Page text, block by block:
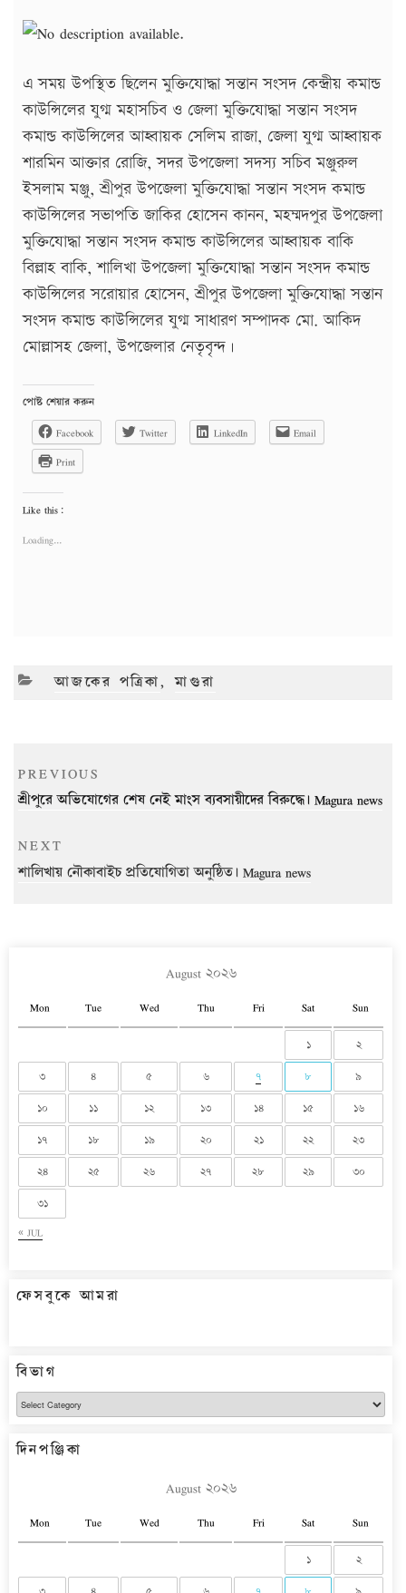
এ সময় উপস্থিত ছিলেন মুক্তিযোদ্ধা সন্তান সংসদ কেন্দ্রীয় কমান্ড
কাউন্সিলের যুগ্ম মহাসচিব ও জেলা মুক্তিযোদ্ধা সন্তান সংসদ
কমান্ড কাউন্সিলের আহ্বায়ক সেলিম রাজা, জেলা যুগ্ম আহ্বায়ক
শারমিন আক্তার রোজি, সদর উপজেলা সদস্য সচিব মঞ্জুরুল
ইসলাম মঞ্জু, শ্রীপুর উপজেলা মুক্তিযোদ্ধা সন্তান সংসদ কমান্ড
কাউন্সিলের সভাপতি জাকির হোসেন কানন, মহম্মদপুর উপজেলা
মুক্তিযোদ্ধা সন্তান সংসদ কমান্ড কাউন্সিলের আহ্বায়ক বাকি
বিল্লাহ বাকি, শালিখা উপজেলা মুক্তিযোদ্ধা সন্তান সংসদ কমান্ড
কাউন্সিলের সরোয়ার হোসেন, শ্রীপুর উপজেলা মুক্তিযোদ্ধা সন্তান
সংসদ কমান্ড কাউন্সিলের যুগ্ম সাধারণ সম্পাদক মো. আকিদ
মোল্লাসহ জেলা, উপজেলার নেতৃবৃন্দ।
পোষ্ট শেয়ার করুন
Facebook
Twitter LinkedIn
Email
Print
Like this:
Loading...
CATEGORIES
আজকের পত্রিকা,মাগুরা
Post
navigation
Previous
Post
PREVIOUS
শ্রীপুরে অভিযোগের শেষ নেই মাংস ব্যবসায়ীদের বিরুদ্ধে। Magura news
Next
Post
NEXT
শালিখায় নৌকাবাইচ প্রতিযোগিতা অনুষ্ঠিত। Magura news
August ২০২৬
Mon Tue Wed Thu Fri Sat Sun
« JUL
১ ২
৩ ৪ ৫ ৬ ৭ ৮ ৯
১০ ১১ ১২ ১৩ ১৪ ১৫ ১৬
১৭ ১৮ ১৯ ২০ ২১ ২২ ২৩
২৪ ২৫ ২৬ ২৭ ২৮ ২৯ ৩০
৩১
ফেসবুকে আমরা
বিভাগ
বিভাগ
দিনপঞ্জিকা
August ২০২৬
Mon Tue Wed Thu Fri Sat Sun
১ ২